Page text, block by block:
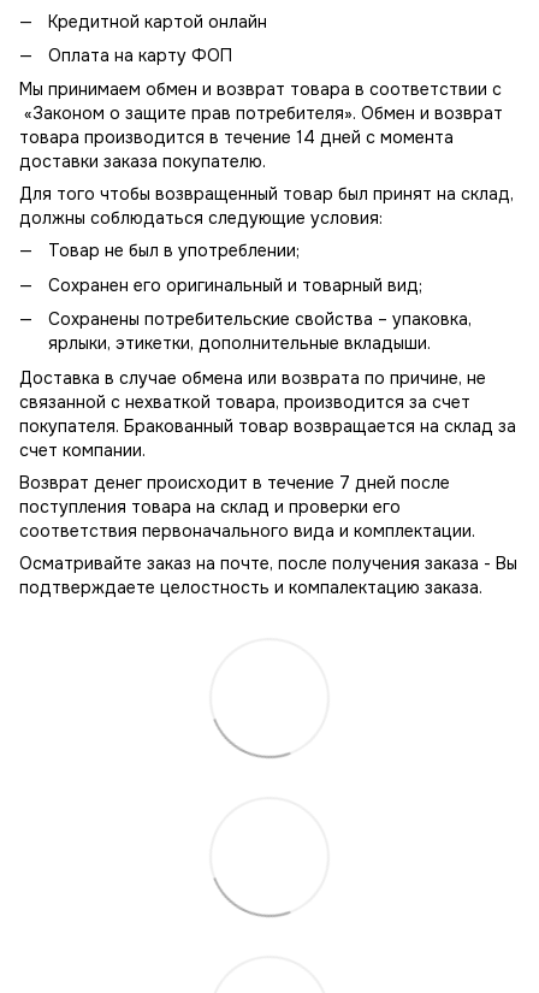
Кредитной картой онлайн
Оплата на карту ФОП
Мы принимаем обмен и возврат товара в соответствии с
«Законом о защите прав потребителя». Обмен и возврат
товара производится в течение 14 дней с момента
доставки заказа покупателю.
Для того чтобы возвращенный товар был принят на склад,
должны соблюдаться следующие условия:
Товар не был в употреблении;
Сохранен его оригинальный и товарный вид;
Сохранены потребительские свойства – упаковка,
ярлыки, этикетки, дополнительные вкладыши.
Доставка в случае обмена или возврата по причине, не
связанной с нехваткой товара, производится за счет
покупателя. Бракованный товар возвращается на склад за
счет компании.
Возврат денег происходит в течение 7 дней после
поступления товара на склад и проверки его
соответствия первоначального вида и комплектации.
Осматривайте заказ на почте, после получения заказа - Вы
подтверждаете целостность и компалектацию заказа.